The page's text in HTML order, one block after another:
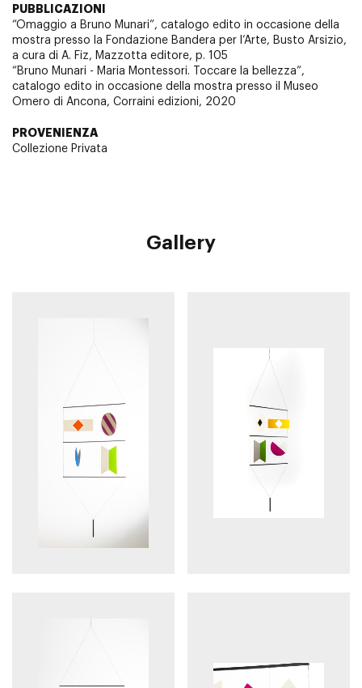
PUBBLICAZIONI
“Omaggio a Bruno Munari”, catalogo edito in occasione della
mostra presso la Fondazione Bandera per l’Arte, Busto Arsizio,
a cura di A. Fiz, Mazzotta editore, p. 105
“Bruno Munari - Maria Montessori. Toccare la bellezza”,
catalogo edito in occasione della mostra presso il Museo
Omero di Ancona, Corraini edizioni, 2020
PROVENIENZA
Collezione Privata
Gallery